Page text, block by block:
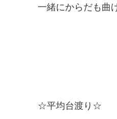
一緒にからだも曲
☆平均台渡り☆